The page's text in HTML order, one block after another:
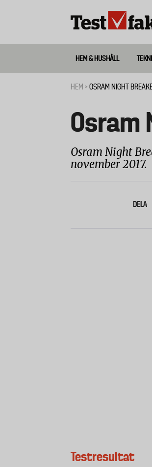
Huvudmeny
ny
HEM & HUSHÅLL
HEM OSRAM NIGHT
Osram
Osram Night
november 2017.
DELA
Testresultat